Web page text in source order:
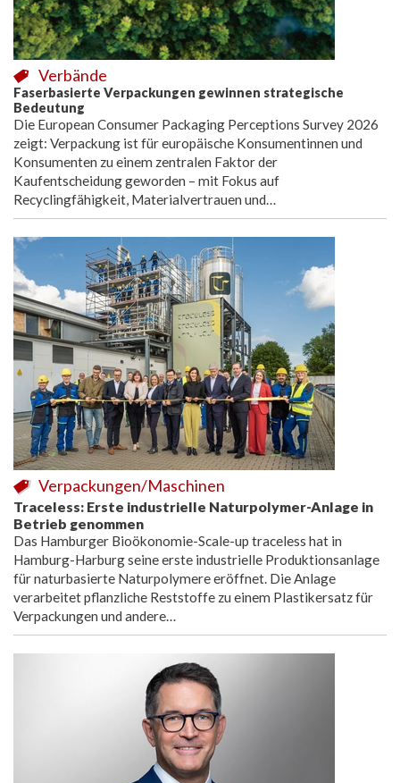
Faserbasierte Verpackungen gewinnen strategische
Bedeutung
Verbände
Die European Consumer Packaging Perceptions Survey 2026
zeigt: Verpackung ist für europäische Konsumentinnen und
Konsumenten zu einem zentralen Faktor der
Kaufentscheidung geworden – mit Fokus auf
Recyclingfähigkeit, Materialvertrauen und…
Traceless: Erste industrielle Naturpolymer-Anlage in
Betrieb genommen
Verpackungen/Maschinen
Das Hamburger Bioökonomie-Scale-up traceless hat in
Hamburg-Harburg seine erste industrielle Produktionsanlage
für naturbasierte Naturpolymere eröffnet. Die Anlage
verarbeitet pflanzliche Reststoffe zu einem Plastikersatz für
Verpackungen und andere…